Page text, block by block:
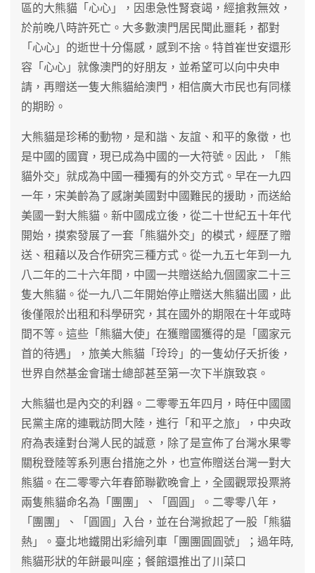
區的大熊貓「心心」，因患急性腎衰竭，經搶救無效，
於前晚八時許死亡。大多數澳門居民聞此噩耗，都對
「心心」的逝世十分傷感，感到不捨。特首崔世安還形
容「心心」就像澳門的好朋友，並希望可以向中央申
請，再贈送一隻大熊貓給澳門，相信廣大市民也有同樣
的期盼。
大熊貓是珍稀的動物，是和諧、友誼、和平的象徵，也
是中國的國寶，現已成為中國的一大符號。因此，「熊
貓外交」就成為中國一種獨有的外交方式。早在一九四
一年，宋美齡為了感謝美國對中國難民的援助，而送給
美國一對大熊貓。新中國成立後，從二十世紀五十年代
開始，摸索發展了一套「熊貓外交」的模式，經歷了贈
送、租藉以及合作研究三種方式。從一九五七年到一九
八二年的二十六年間，中國一共贈送給九個國家二十三
隻大熊貓。從一九八二年開始停止贈送大熊貓出國，此
後僅限於出租和科學研究，其在國外的期限在十年或時
間不等。這些「熊貓大使」在獲贈國獲得的是「國家元
首的待遇」，旅美大熊貓「玲玲」的一隻幼仔夭折後，
世界自然基金會瑞士總部甚至第一次下半旗致哀。
大熊貓也是內交的利器。二零零五年四月，時任中國國
民黨主席的連戰訪問大陸，進行「和平之旅」，中央政
府為表達對台灣人民的誠意，除了是宣佈了台灣水果零
關稅登陸等系列惠台措施之外，也宣佈贈送台灣一對大
熊貓。在二零零六年春節聯歡晚會上，全國觀眾投票將
兩隻熊貓命名為「團團」、「圓圓」。二零零八年，
「團團」、「圓圓」入台，並在台灣掀起了一股「熊貓
熱」。臺北地鐵開出彩繪列車「團團圓圓號」；過年時,
熊貓形狀的年餅最叫座；餐館還推出了川菜口